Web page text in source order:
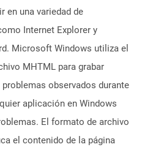
en una variedad de
Internet Explorer y
Microsoft Windows utiliza el
MHTML para grabar
observados durante
aplicación en Windows
El formato de archivo
el contenido de la página